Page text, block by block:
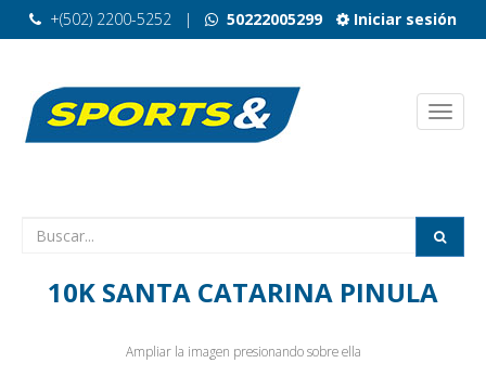
Iniciar sesión
+(502) 2200-5252 | 50222005299
10K SANTA CATARINA PINULA
Ampliar la imagen presionando sobre ella